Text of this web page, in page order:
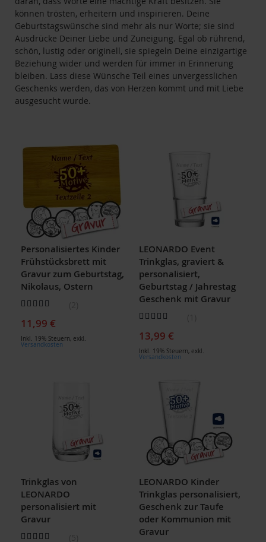
können trösten, erheitern und inspirieren. Deine
Geburtstagswünsche sind mehr als nur Worte; sie sind
Ausdrücke Deiner Liebe und Zuneigung. Egal ob rührend,
schön, lustig oder originell, sie spiegeln Deine einzigartige
Beziehung wider und werden für immer in Erinnerung
bleiben. Lass diese Wünsche Teil eines unvergesslichen
Geschenks werden, das von Herzen kommt und mit Liebe
ausgesucht wurde.
Personalisiertes Kinder
Frühstücksbrett mit
Gravur zum Geburtstag,
Nikolaus, Ostern
Bewertung:
11,99 €
Inkl. 19% Steuern, exkl.
Versandkosten
LEONARDO Event
Trinkglas, graviert &
personalisiert,
Geburtstag / Jahrestag
Geschenk mit Gravur
Bewertung:
13,99 €
Inkl. 19% Steuern, exkl.
Versandkosten
Trinkglas von
LEONARDO
personalisiert mit
Gravur
Bewertung:
LEONARDO Kinder
Trinkglas personalisiert,
Geschenk zur Taufe
oder Kommunion mit
Gravur